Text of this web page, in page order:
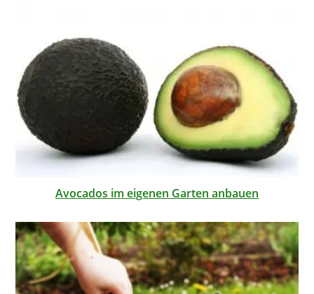
Avocados im eigenen Garten anbauen